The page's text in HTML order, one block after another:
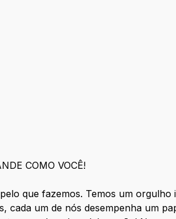
COMO VOCÊ!
que fazemos. Temos um
cada um de nós desempenha um